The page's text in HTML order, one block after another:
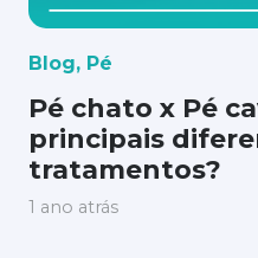
Blog, Pé
Pé chato x Pé
principais
tratamentos?
1 ano atrás